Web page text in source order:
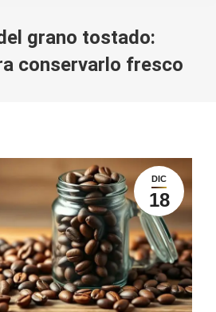
grano tostado:
conservarlo fresco
DIC
18